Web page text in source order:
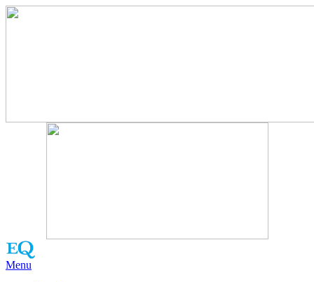
Menu